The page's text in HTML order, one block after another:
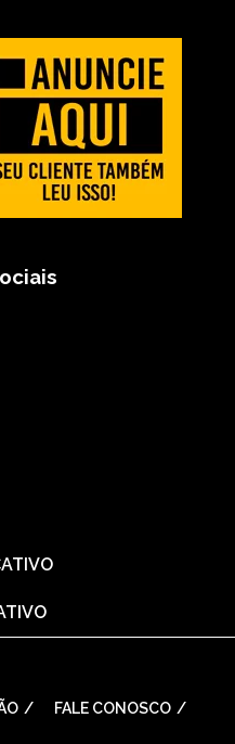
FALE CONOSCO